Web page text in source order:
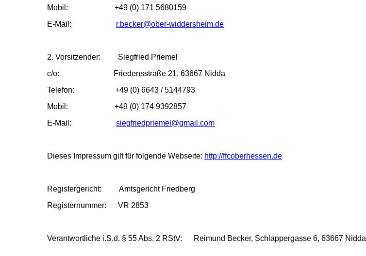
Mobil: +49 (0) 171 5680159
E-Mail : r.becker@ober-widdersheim.de
2. Vorsitzender: Siegfried Priemel
c/o: Friedensstraße 21, 63667 Nidda
Telefon: +49 (0) 6643 / 5144793
Mobil: +49 (0) 174 9392857
E-Mail : siegfriedpriemel@gmail.com
Dieses Impressum gilt für folgende Webseite: http://ffcoberhessen.de
Registergericht: Amtsgericht Friedberg
Registernummer: VR 2853
Verantwortliche i.S.d. § 55 Abs. 2 RStV: Reimund Becker, Schlappergasse 6, 63667 Nidda